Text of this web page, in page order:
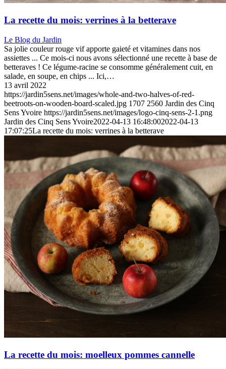
La recette du mois: verrines à la betterave
Le Blog du Jardin
Sa jolie couleur rouge vif apporte gaieté et vitamines dans nos
assiettes ... Ce mois-ci nous avons sélectionné une recette à base de
betteraves ! Ce légume-racine se consomme généralement cuit, en
salade, en soupe, en chips ... Ici,…
13 avril 2022
https://jardin5sens.net/images/whole-and-two-halves-of-red-
beetroots-on-wooden-board-scaled.jpg 1707 2560 Jardin des Cinq
Sens Yvoire https://jardin5sens.net/images/logo-cinq-sens-2-1.png
Jardin des Cinq Sens Yvoire2022-04-13 16:48:002022-04-13
17:07:25La recette du mois: verrines à la betterave
La recette du mois: moelleux pommes cannelle